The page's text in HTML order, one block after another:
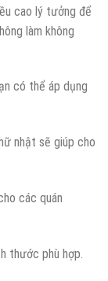
cao lý tưởng để
làm không
có thể áp dụng
nhật sẽ giúp cho
các quán
thước phù hợp.